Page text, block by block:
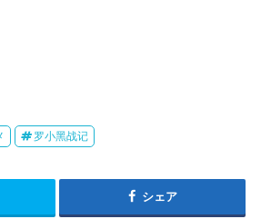
罗小黑战记
シェア